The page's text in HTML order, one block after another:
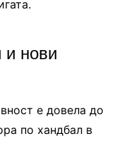
и нови
е довела до
по хандбал в